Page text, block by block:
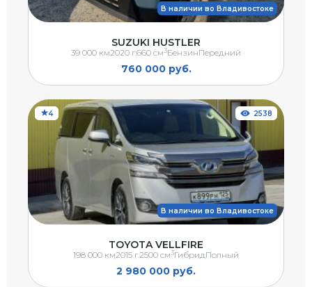
В наличии во Владивостоке
SUZUKI HUSTLER
760 000 руб.
39 000 км2020 г.660 см3БензинПередний
4
В наличии во Владивостоке
2538
TOYOTA VELLFIRE
2 980 000 руб.
198 000 км2015 г.2500 см3ГибридПолный